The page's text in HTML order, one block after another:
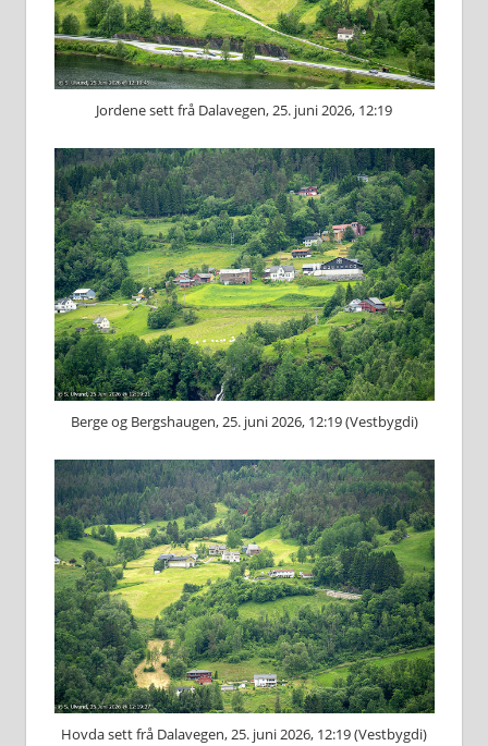
Jordene sett frå Dalavegen, 25. juni 2026, 12:19
Berge og Bergshaugen, 25. juni 2026, 12:19 (Vestbygdi)
Hovda sett frå Dalavegen, 25. juni 2026, 12:19 (Vestbygdi)